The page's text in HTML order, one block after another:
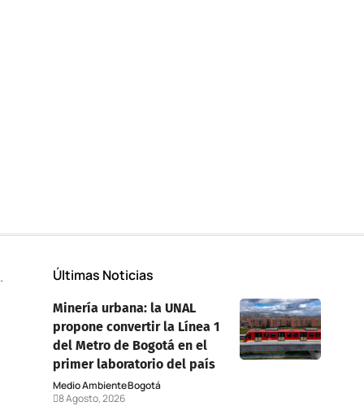
Últimas Noticias
Minería urbana: la UNAL
propone convertir la Línea 1
del Metro de Bogotá en el
primer laboratorio del país
Medio AmbienteBogotá
8 Agosto, 2026